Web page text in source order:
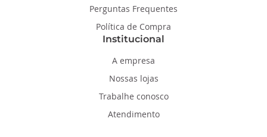
Perguntas Frequentes
Política de Compra
Institucional
A empresa
Nossas lojas
Trabalhe conosco
Atendimento